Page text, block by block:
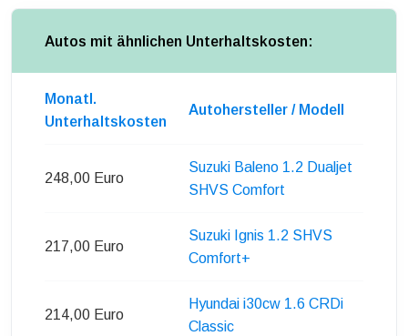
Autos mit ähnlichen Unterhaltskosten:
Monatl.
Unterhaltskosten
Autohersteller / Modell
248,00 Euro
Suzuki Baleno 1.2 Dualjet
SHVS Comfort
217,00 Euro
Suzuki Ignis 1.2 SHVS
Comfort+
214,00 Euro
Hyundai i30cw 1.6 CRDi
Classic